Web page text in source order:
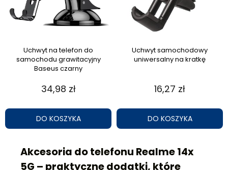
Uchwyt na telefon do
samochodu grawitacyjny
Baseus czarny
34,98 zł
DO KOSZYKA
Uchwyt samochodowy
uniwersalny na kratkę
16,27 zł
DO KOSZYKA
Akcesoria do telefonu Realme 14x
5G – praktyczne dodatki, które